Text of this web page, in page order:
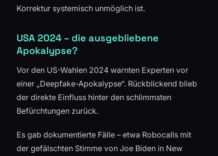
Korrektur systemisch unmöglich ist.
USA 2024 – die ausgebliebene
Apokalypse?
Vor den US-Wahlen 2024 warnten Experten vor
einer „Deepfake-Apokalypse“. Rückblickend blieb
der direkte Einfluss hinter den schlimmsten
Befürchtungen zurück.
Es gab dokumentierte Fälle – etwa Robocalls mit
der gefälschten Stimme von Joe Biden in New